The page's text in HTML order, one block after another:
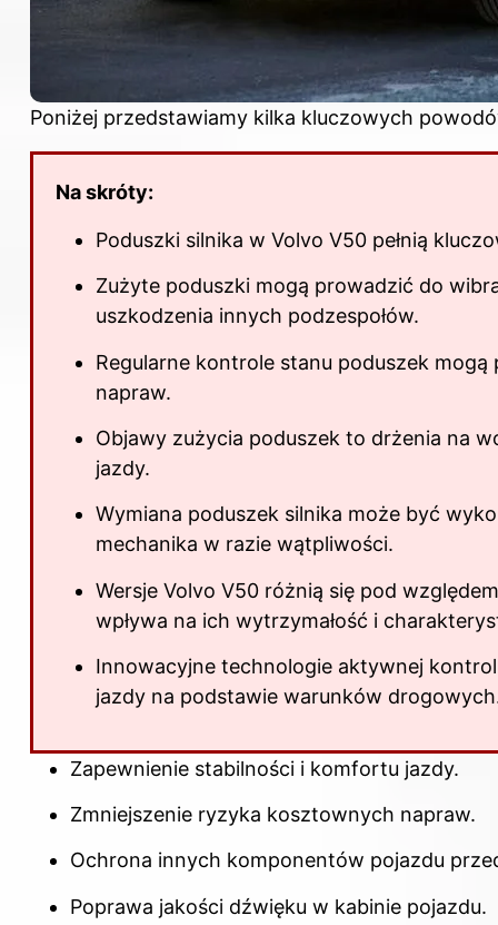
Poniżej przedstawiamy kilka kluczowych
Na skróty:
Poduszki silnika w Volvo V50 pełnią
Zużyte poduszki mogą prowadzić do
uszkodzenia innych podzespołów.
Regularne kontrole stanu poduszek
napraw.
Objawy zużycia poduszek to drżenia na
jazdy.
Wymiana poduszek silnika może być
mechanika w razie wątpliwości.
Wersje Volvo V50 różnią się pod
wpływa na ich wytrzymałość i
Innowacyjne technologie aktywnej
jazdy na podstawie warunków
Zapewnienie stabilności i komfortu jazdy.
Zmniejszenie ryzyka kosztownych napraw.
Ochrona innych komponentów pojazdu
Poprawa jakości dźwięku w kabinie pojazdu.